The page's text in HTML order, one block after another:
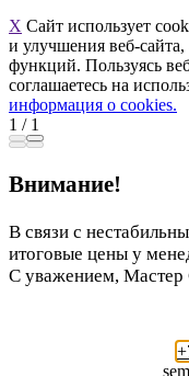
X Сайт использует
и улучшения веб-
функций. Пользуясь
соглашаетесь на
информация о cookies.
1 / 1
Внимание!
В связи с
итоговые цены у
С уважением, Мастер